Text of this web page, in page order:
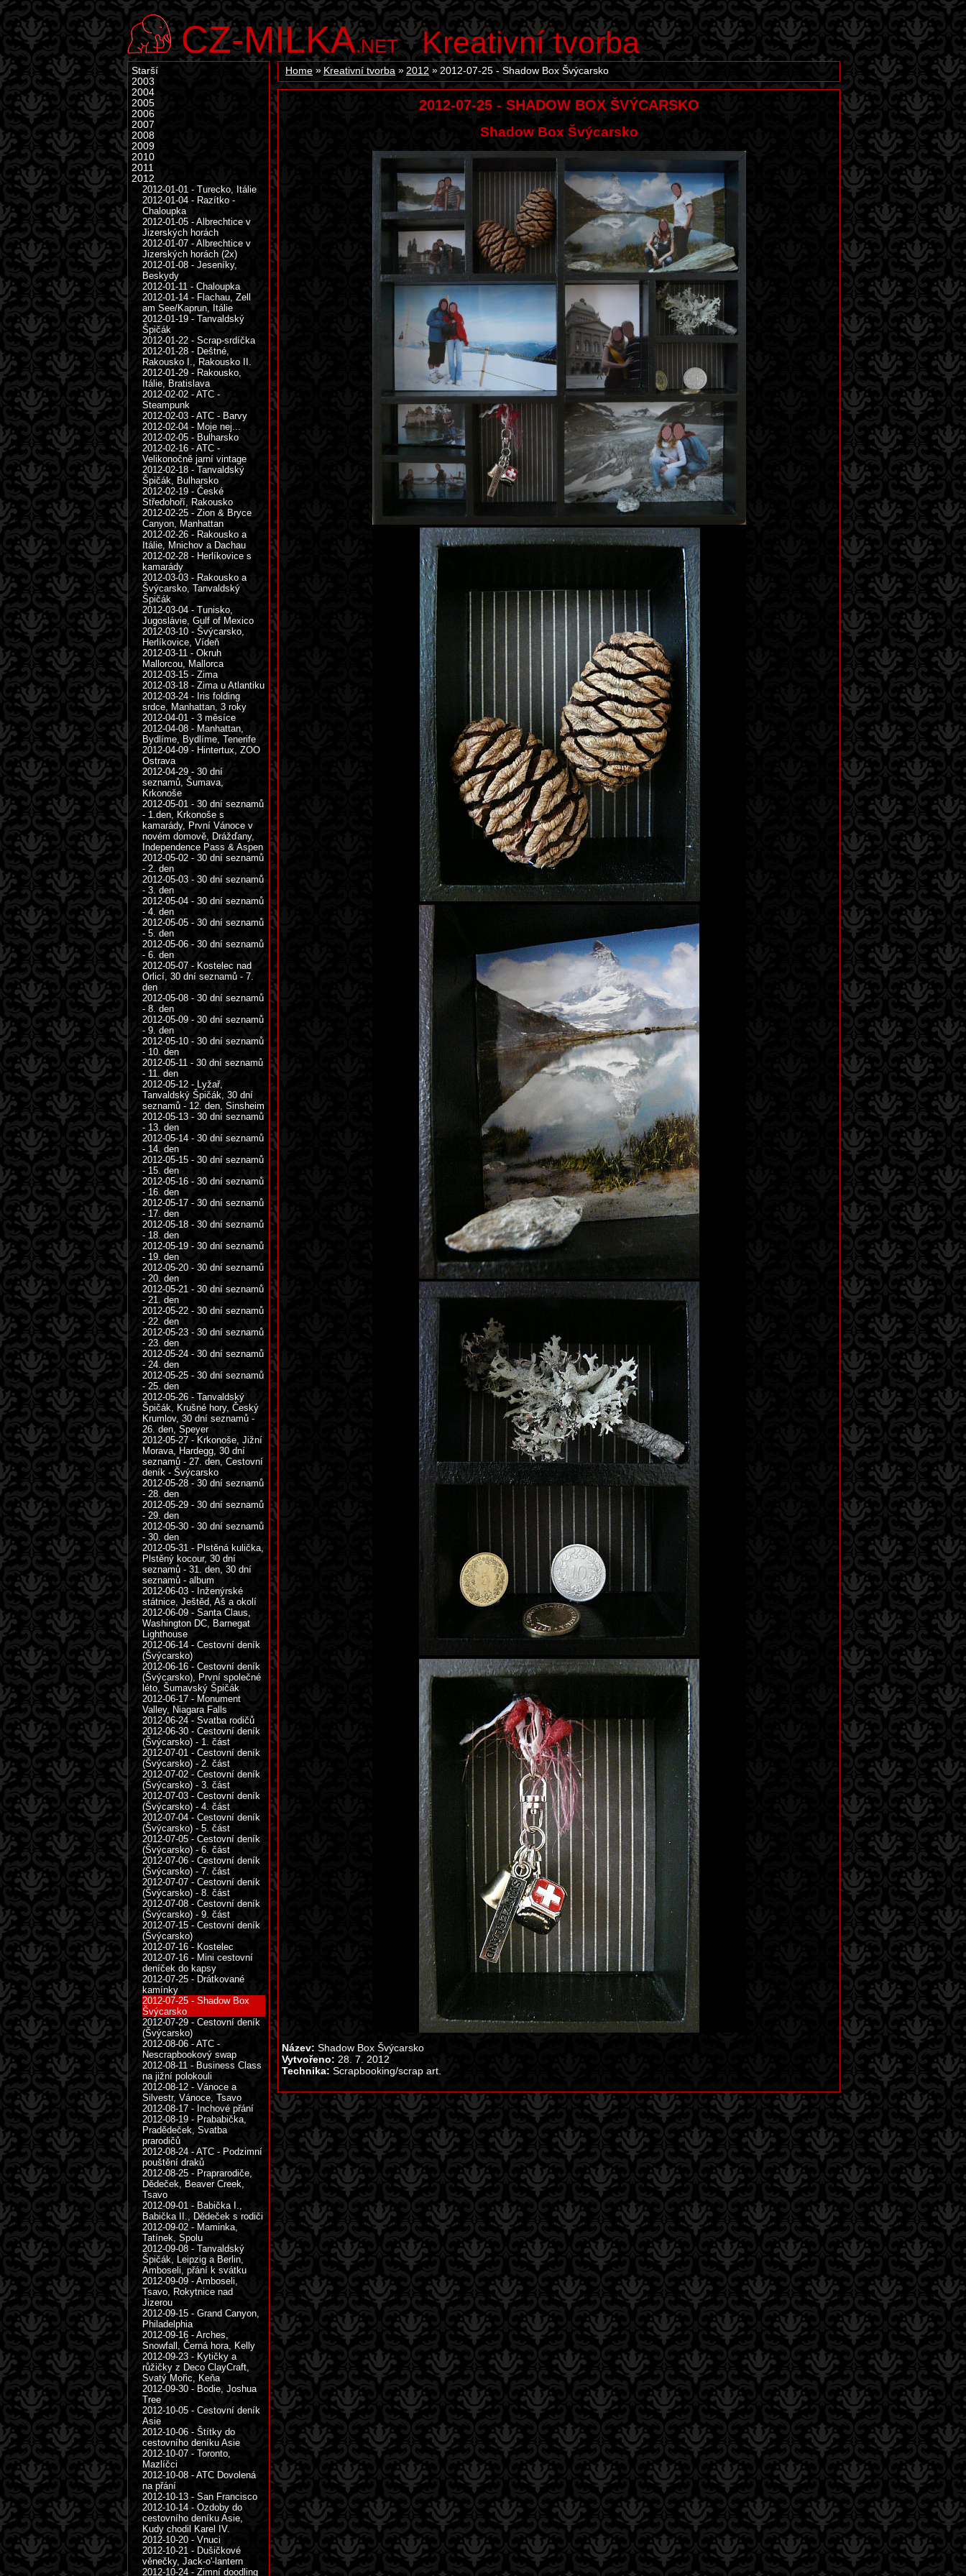
CZ-MILKA.NET Kreativní tvorba
Home Kreativní tvorba 2012 2012-07-25 - Shadow Box Švýcarsko
2012-07-25 - SHADOW BOX ŠVÝCARSKO
Shadow Box Švýcarsko
Název: Shadow Box Švýcarsko
Vytvořeno: 28. 7. 2012
Technika: Scrapbooking/scrap art.
Starší
2003
2004
2005
2006
2007
2008
2009
2010
2011
2012
2012-01-01 - Turecko, Itálie
2012-01-04 - Razítko -
Chaloupka
2012-01-05 - Albrechtice v
Jizerských horách
2012-01-07 - Albrechtice v
Jizerských horách (2x)
2012-01-08 - Jeseníky,
Beskydy
2012-01-11 - Chaloupka
2012-01-14 - Flachau, Zell
am See/Kaprun, Itálie
2012-01-19 - Tanvaldský
Špičák
2012-01-22 - Scrap-srdíčka
2012-01-28 - Deštné,
Rakousko I., Rakousko II.
2012-01-29 - Rakousko,
Itálie, Bratislava
2012-02-02 - ATC -
Steampunk
2012-02-03 - ATC - Barvy
2012-02-04 - Moje nej...
2012-02-05 - Bulharsko
2012-02-16 - ATC -
Velikonočně jarní vintage
2012-02-18 - Tanvaldský
Špičák, Bulharsko
2012-02-19 - České
Středohoří, Rakousko
2012-02-25 - Zion & Bryce
Canyon, Manhattan
2012-02-26 - Rakousko a
Itálie, Mnichov a Dachau
2012-02-28 - Herlíkovice s
kamarády
2012-03-03 - Rakousko a
Švýcarsko, Tanvaldský
Špičák
2012-03-04 - Tunisko,
Jugoslávie, Gulf of Mexico
2012-03-10 - Švýcarsko,
Herlíkovice, Vídeň
2012-03-11 - Okruh
Mallorcou, Mallorca
2012-03-15 - Zima
2012-03-18 - Zima u Atlantiku
2012-03-24 - Iris folding
srdce, Manhattan, 3 roky
2012-04-01 - 3 měsíce
2012-04-08 - Manhattan,
Bydlíme, Bydlíme, Tenerife
2012-04-09 - Hintertux, ZOO
Ostrava
2012-04-29 - 30 dní
seznamů, Šumava,
Krkonoše
2012-05-01 - 30 dní seznamů
- 1.den, Krkonoše s
kamarády, První Vánoce v
novém domově, Drážďany,
Independence Pass & Aspen
2012-05-02 - 30 dní seznamů
- 2. den
2012-05-03 - 30 dní seznamů
- 3. den
2012-05-04 - 30 dní seznamů
- 4. den
2012-05-05 - 30 dní seznamů
- 5. den
2012-05-06 - 30 dní seznamů
- 6. den
2012-05-07 - Kostelec nad
Orlicí, 30 dní seznamů - 7.
den
2012-05-08 - 30 dní seznamů
- 8. den
2012-05-09 - 30 dní seznamů
- 9. den
2012-05-10 - 30 dní seznamů
- 10. den
2012-05-11 - 30 dní seznamů
- 11. den
2012-05-12 - Lyžař,
Tanvaldský Špičák, 30 dní
seznamů - 12. den, Sinsheim
2012-05-13 - 30 dní seznamů
- 13. den
2012-05-14 - 30 dní seznamů
- 14. den
2012-05-15 - 30 dní seznamů
- 15. den
2012-05-16 - 30 dní seznamů
- 16. den
2012-05-17 - 30 dní seznamů
- 17. den
2012-05-18 - 30 dní seznamů
- 18. den
2012-05-19 - 30 dní seznamů
- 19. den
2012-05-20 - 30 dní seznamů
- 20. den
2012-05-21 - 30 dní seznamů
- 21. den
2012-05-22 - 30 dní seznamů
- 22. den
2012-05-23 - 30 dní seznamů
- 23. den
2012-05-24 - 30 dní seznamů
- 24. den
2012-05-25 - 30 dní seznamů
- 25. den
2012-05-26 - Tanvaldský
Špičák, Krušné hory, Český
Krumlov, 30 dní seznamů -
26. den, Speyer
2012-05-27 - Krkonoše, Jižní
Morava, Hardegg, 30 dní
seznamů - 27. den, Cestovní
deník - Švýcarsko
2012-05-28 - 30 dní seznamů
- 28. den
2012-05-29 - 30 dní seznamů
- 29. den
2012-05-30 - 30 dní seznamů
- 30. den
2012-05-31 - Plstěná kulička,
Plstěný kocour, 30 dní
seznamů - 31. den, 30 dní
seznamů - album
2012-06-03 - Inženýrské
státnice, Ještěd, Aš a okolí
2012-06-09 - Santa Claus,
Washington DC, Barnegat
Lighthouse
2012-06-14 - Cestovní deník
(Švýcarsko)
2012-06-16 - Cestovní deník
(Švýcarsko), První společné
léto, Šumavský Špičák
2012-06-17 - Monument
Valley, Niagara Falls
2012-06-24 - Svatba rodičů
2012-06-30 - Cestovní deník
(Švýcarsko) - 1. část
2012-07-01 - Cestovní deník
(Švýcarsko) - 2. část
2012-07-02 - Cestovní deník
(Švýcarsko) - 3. část
2012-07-03 - Cestovní deník
(Švýcarsko) - 4. část
2012-07-04 - Cestovní deník
(Švýcarsko) - 5. část
2012-07-05 - Cestovní deník
(Švýcarsko) - 6. část
2012-07-06 - Cestovní deník
(Švýcarsko) - 7. část
2012-07-07 - Cestovní deník
(Švýcarsko) - 8. část
2012-07-08 - Cestovní deník
(Švýcarsko) - 9. část
2012-07-15 - Cestovní deník
(Švýcarsko)
2012-07-16 - Kostelec
2012-07-16 - Mini cestovní
deníček do kapsy
2012-07-25 - Drátkované
kamínky
2012-07-25 - Shadow Box
Švýcarsko
2012-07-29 - Cestovní deník
(Švýcarsko)
2012-08-06 - ATC -
Nescrapbookový swap
2012-08-11 - Business Class
na jižní polokouli
2012-08-12 - Vánoce a
Silvestr, Vánoce, Tsavo
2012-08-17 - Inchové přání
2012-08-19 - Prababička,
Pradědeček, Svatba
prarodičů
2012-08-24 - ATC - Podzimní
pouštění draků
2012-08-25 - Praprarodiče,
Dědeček, Beaver Creek,
Tsavo
2012-09-01 - Babička I.,
Babička II., Dědeček s rodiči
2012-09-02 - Maminka,
Tatínek, Spolu
2012-09-08 - Tanvaldský
Špičák, Leipzig a Berlin,
Amboseli, přání k svátku
2012-09-09 - Amboseli,
Tsavo, Rokytnice nad
Jizerou
2012-09-15 - Grand Canyon,
Philadelphia
2012-09-16 - Arches,
Snowfall, Černá hora, Kelly
2012-09-23 - Kytičky a
růžičky z Deco ClayCraft,
Svatý Mořic, Keňa
2012-09-30 - Bodie, Joshua
Tree
2012-10-05 - Cestovní deník
Asie
2012-10-06 - Štítky do
cestovního deníku Asie
2012-10-07 - Toronto,
Mazlíčci
2012-10-08 - ATC Dovolená
na přání
2012-10-13 - San Francisco
2012-10-14 - Ozdoby do
cestovního deníku Asie,
Kudy chodil Karel IV.
2012-10-20 - Vnuci
2012-10-21 - Dušičkové
věnečky, Jack-o'-lantern
2012-10-24 - Zimní doodling